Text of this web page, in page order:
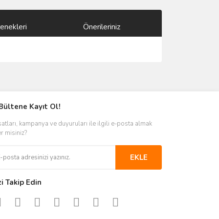
Önerileriniz
Kayıt Ol!
kampanya ve duyuruları ile ilgili e-posta almak
misiniz?
EKLE
Takip Edin